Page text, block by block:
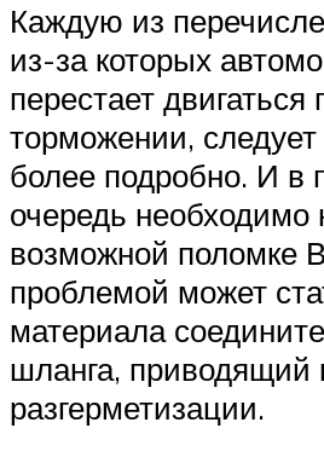
Каждую из
из-за которых
перестает двигаться
торможении, следует
более подробно. И в
очередь необходимо
возможной поломке
проблемой может
материала
шланга, приводящий
разгерметизации.